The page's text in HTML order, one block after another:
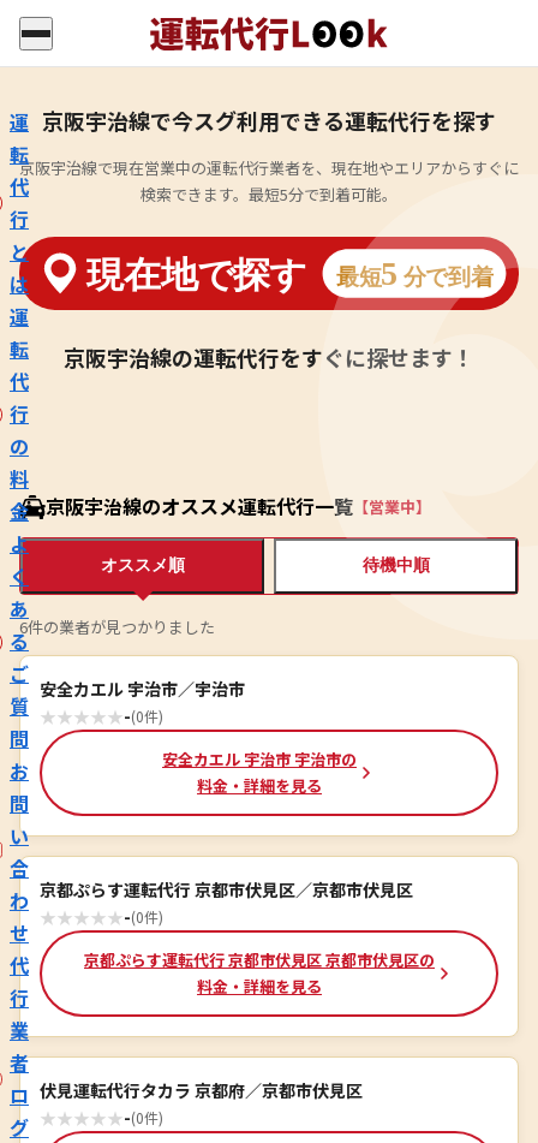
運
転
代
行
と
は
運
転
代
行
の
料
金
よ
く
あ
る
ご
質
問
お
問
い
合
わ
せ
代
行
業
者
ロ
グ
京阪宇治線で今スグ利用できる運転代行を探す
京阪宇治線で現在営業中の運転代行業者を、現在地やエリアからすぐに
検索できます。最短5分で到着可能。
京阪宇治線の運転代行をすぐに探せます！
京阪宇治線のオススメ運転代行一覧 【営業中】
オススメ順 待機中順
6件の業者が見つかりました
安全カエル 宇治市／宇治市
★★★★★-(0件)
安全カエル 宇治市 宇治市の
料金・詳細を見る
京都ぷらす運転代行 京都市伏見区／京都市伏見区
★★★★★-(0件)
京都ぷらす運転代行 京都市伏見区 京都市伏見区の
料金・詳細を見る
伏見運転代行タカラ 京都府／京都市伏見区
★★★★★-(0件)